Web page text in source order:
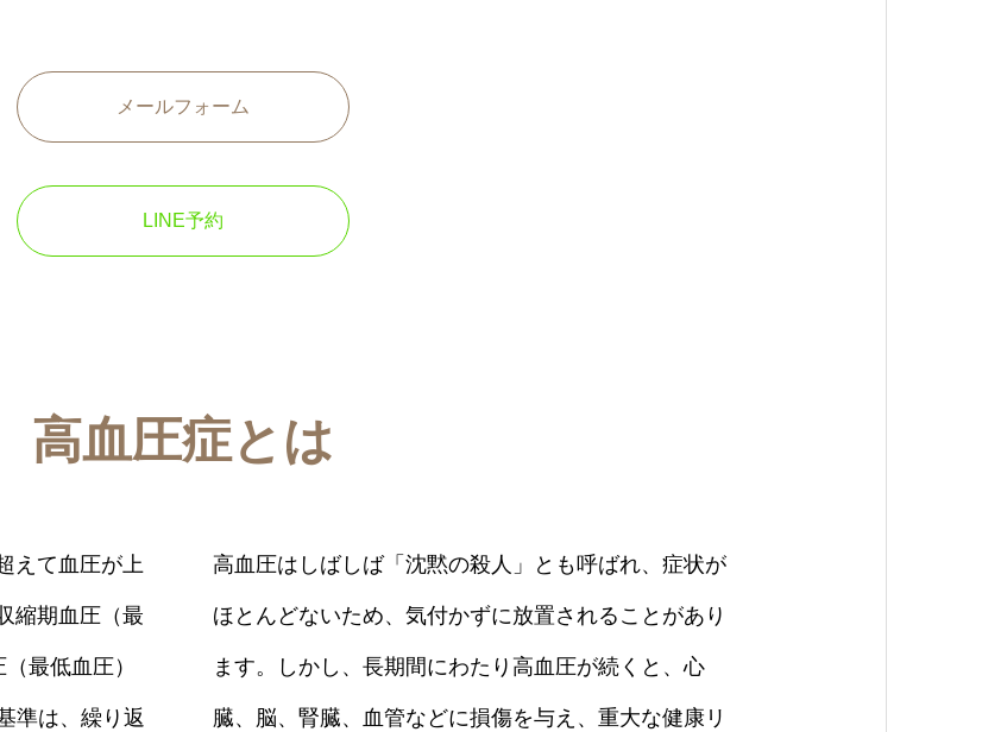
メールフォーム
LINE予約
高血圧症とは
えて血圧が上
縮期血圧（最
最低血圧）
準は、繰り返
高血圧はしばしば「沈黙の殺人」とも呼ばれ、症状が
ほとんどないため、気付かずに放置されることがあり
ます。しかし、長期間にわたり高血圧が続くと、心
臓、脳、腎臓、血管などに損傷を与え、重大な健康リ